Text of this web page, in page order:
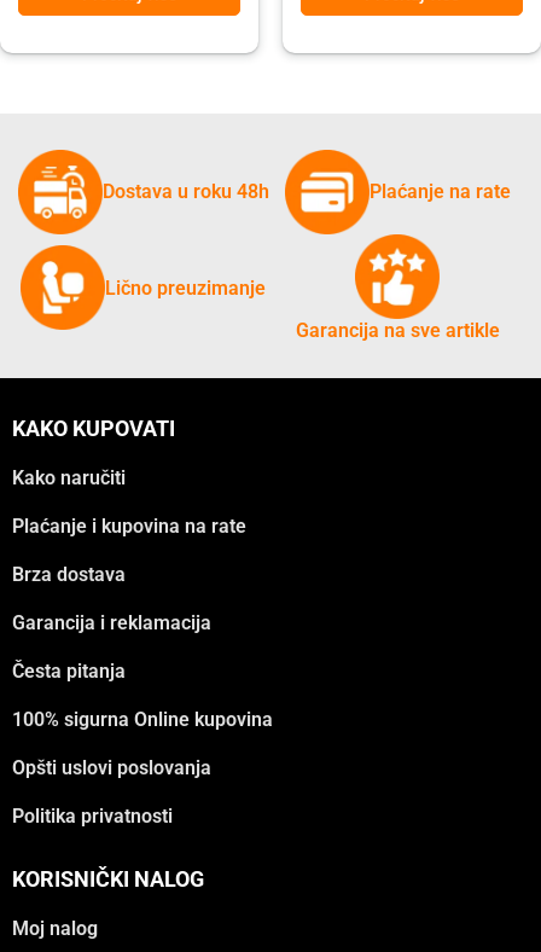
Dostava u roku 48h Plaćanje na rate
Lično preuzimanje
Garancija na sve artikle
KAKO KUPOVATI
Kako naručiti
Plaćanje i kupovina na rate
Brza dostava
Garancija i reklamacija
Česta pitanja
100% sigurna Online kupovina
Opšti uslovi poslovanja
Politika privatnosti
KORISNIČKI NALOG
Moj nalog